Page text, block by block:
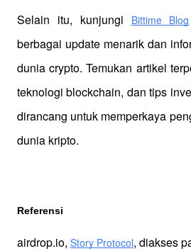
Selain itu, kunjungi Bittime Blog
berbagai update menarik dan
dunia crypto. Temukan artikel
teknologi blockchain, dan tips
dirancang untuk memperkaya
dunia kripto.
Referensi
airdrop.io, Story Protocol, diakses